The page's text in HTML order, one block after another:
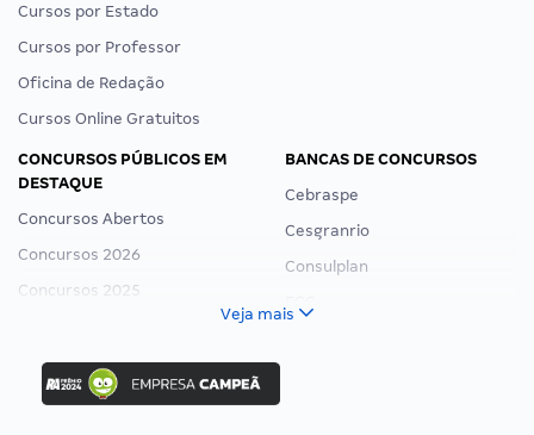
Cursos por Estado
Cursos por Professor
Oficina de Redação
Cursos Online Gratuitos
CONCURSOS PÚBLICOS EM
DESTAQUE
Concursos Abertos
Concursos 2026
Concursos 2025
Concurso Nacional Unificado
Concurso Ibama
Concurso MPU
BANCAS DE CONCURSOS
Cebraspe
Cesgranrio
Consulplan
Veja mais